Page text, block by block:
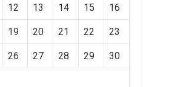
12 13 14 15 16
19 20 21 22 23
26 27 28 29 30